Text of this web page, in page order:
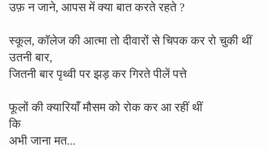
उफ़ न जाने, आपस में क्या बात करते रहते ?
स्कूल, कॉलेज की आत्मा तो दीवारों से चिपक कर रो चुकी थीं
उतनी बार,
जितनी बार पृथ्वी पर झड़ कर गिरते पीलें पत्ते
फूलों की क्यारियाँ मौसम को रोक कर आ रहीं थीं
कि
अभी जाना मत...